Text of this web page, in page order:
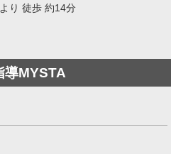
り 徒歩 約14分
導MYSTA